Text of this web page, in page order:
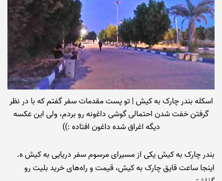
اسکله بندر چارک به کیش | تو پست مقدمات سفر گفتم که با در نظر
گرفتن خفت شدن احتمالی گوشی داغونه رو بردم، ولی این عکسه
دیگه اغراق شده داغون افتاده :))
بندر چارک به کیش یکی از مسیرای مرسوم سفر دریایی به کیش ه.
اینجا ساعت قایق چارک به کیش، قیمت و راه‌های خرید بلیت رو